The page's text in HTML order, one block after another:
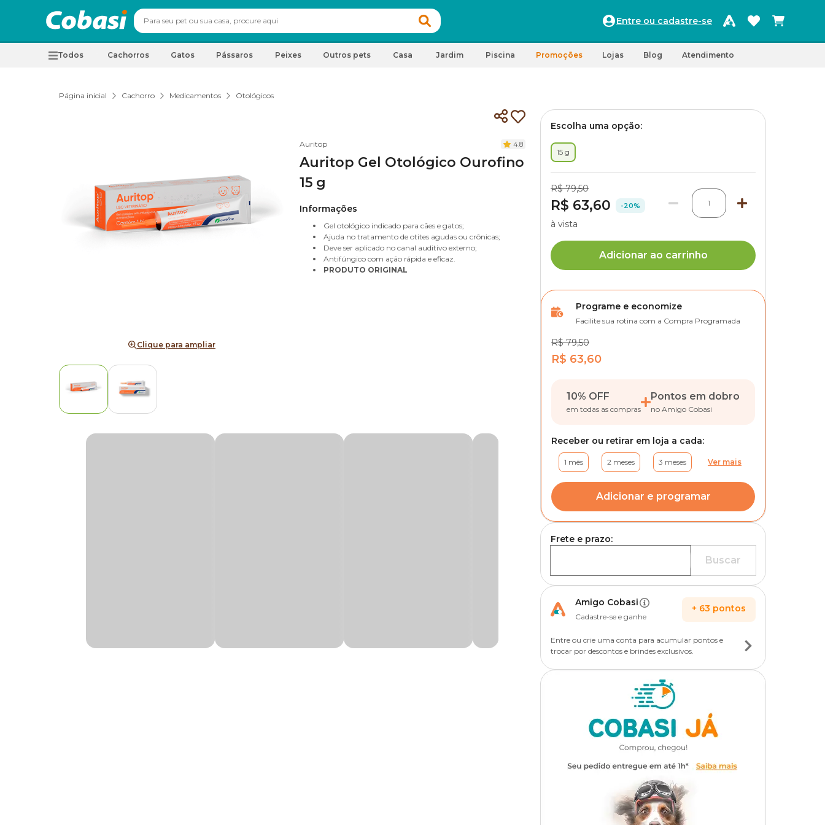
Entre ou cadastre-se
Todos Cachorros Gatos Pássaros Peixes Outros pets Casa Jardim Piscina Promoções Lojas Blog Atendimento
Página inicial Cachorro Medicamentos Otológicos
Clique para ampliar
Auritop 4.8
Auritop Gel Otológico Ourofino
15 g
Informações
Gel otológico indicado para cães e gatos;
Ajuda no tratamento de otites agudas ou crônicas;
Deve ser aplicado no canal auditivo externo;
Antifúngico com ação rápida e eficaz.
PRODUTO ORIGINAL
Escolha uma opção:
15 g
R$ 79,50
R$ 63,60 -20% 1
à vista
Adicionar ao carrinho
Programe e economize
Facilite sua rotina com a Compra Programada
R$ 79,50
R$ 63,60
10% OFF
em todas as compras
Pontos em dobro
no Amigo Cobasi
Receber ou retirar em loja a cada:
1 mês 2 meses 3 meses Ver mais
Adicionar e programar
Frete e prazo:
Buscar
Amigo Cobasi
Cadastre-se e ganhe
+ 63 pontos
Entre ou crie uma conta para acumular pontos e
trocar por descontos e brindes exclusivos.